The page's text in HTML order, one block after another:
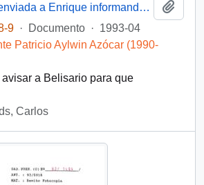
Nota manuscrita enviada a Enrique informando que afuera del Palacio de La Moneda se halla un grupo de Mapuches con una carta para entregarle al Presidente
9 · Documento · 1993-04
Patricio Aylwin Azócar (1990-
a Belisario para que
Carlos